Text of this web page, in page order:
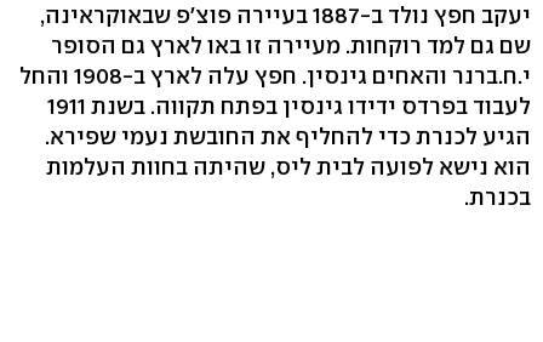
יעקב חפץ נולד ב-1887 בעיירה פוצ'פ שבאוקראינה,
שם גם למד רוקחות. מעיירה זו באו לארץ גם הסופר
י.ח.ברנר והאחים גינסין. חפץ עלה לארץ ב-1908 והחל
לעבוד בפרדס ידידו גינסין בפתח תקווה. בשנת 1911
הגיע לכנרת כדי להחליף את החובשת נעמי שפירא.
הוא נישא לפועה לבית ליס, שהיתה בחוות העלמות
בכנרת.